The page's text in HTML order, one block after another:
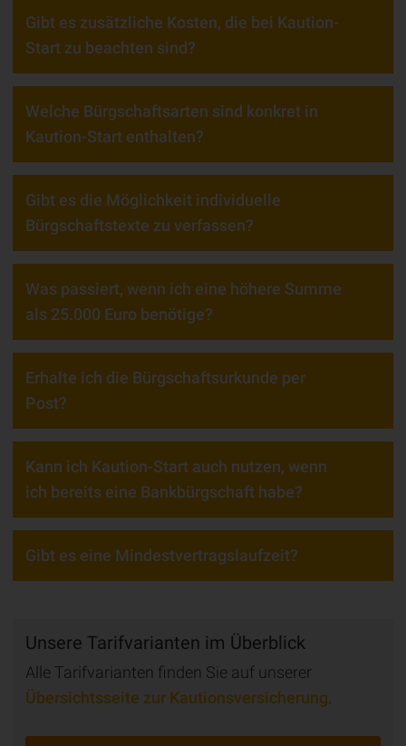
Gibt es zusätzliche Kosten, die bei Kaution-
Start zu beachten sind?
Welche Bürgschaftsarten sind konkret in
Kaution-Start enthalten?
Gibt es die Möglichkeit individuelle
Bürgschaftstexte zu verfassen?
Was passiert, wenn ich eine höhere Summe
als 25.000 Euro benötige?
Erhalte ich die Bürgschaftsurkunde per
Post?
Kann ich Kaution-Start auch nutzen, wenn
ich bereits eine Bankbürgschaft habe?
Gibt es eine Mindestvertragslaufzeit?
Unsere Tarifvarianten im Überblick
Alle Tarifvarianten finden Sie auf unserer
Übersichtsseite zur Kautionsversicherung